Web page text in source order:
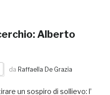
Alberto
da Raffaella De Grazia
un sospiro di sollievo: l’